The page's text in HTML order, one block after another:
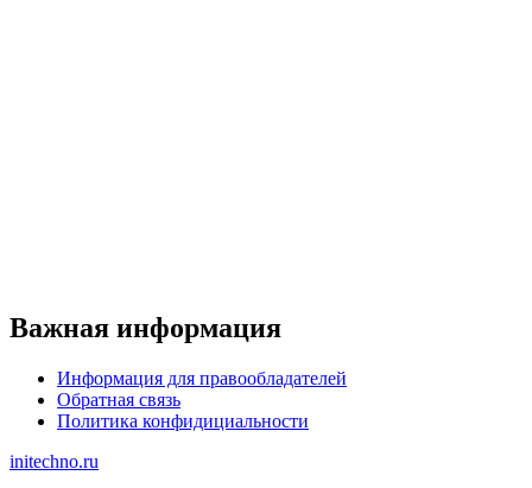
Важная информация
Информация для правообладателей
Обратная связь
Политика конфидициальности
initechno.ru